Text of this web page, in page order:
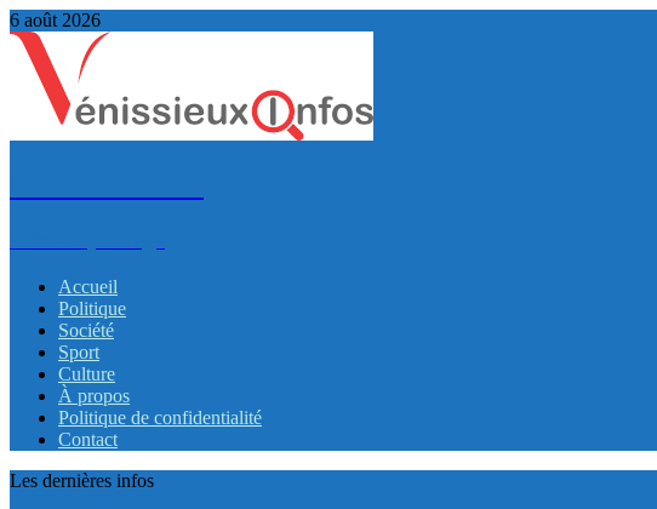
6 août 2026
Accueil
Politique
Société
Sport
Culture
À propos
Politique de confidentialité
Contact
Les dernières infos